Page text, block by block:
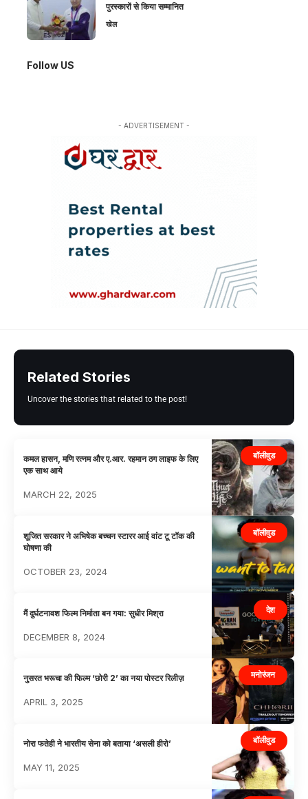
पुरस्कारों से किया सम्मानित
खेल
Follow US
- ADVERTISEMENT -
Related Stories
Uncover the stories that related to the post!
बॉलीवुड
कमल हासन, मणि रत्नम और ए.आर. रहमान ठग लाइफ के लिए
एक साथ आये
MARCH 22, 2025
बॉलीवुड
शूजित सरकार ने अभिषेक बच्चन स्टारर आई वांट टू टॉक की
घोषणा की
OCTOBER 23, 2024
देश
मैं दुर्घटनावश फिल्म निर्माता बन गया: सुधीर मिश्रा
DECEMBER 8, 2024
मनोरंजन
नुसरत भरूचा की फिल्म ‘छोरी 2’ का नया पोस्टर रिलीज़
APRIL 3, 2025
बॉलीवुड
नोरा फतेही ने भारतीय सेना को बताया ‘असली हीरो’
MAY 11, 2025